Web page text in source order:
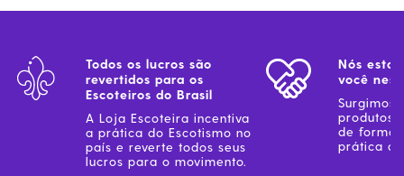
Todos os lucros são
revertidos para os
Escoteiros do Brasil
A Loja Escoteira incentiva
a prática do Escotismo no
país e reverte todos seus
lucros para o movimento.
Nós
você
Surgimos
produtos
de forma
prática